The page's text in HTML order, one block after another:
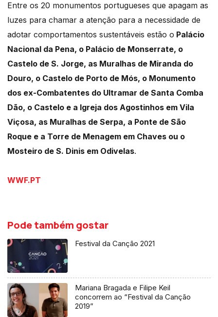
Entre os 20 monumentos portugueses que apagam as
luzes para chamar a atenção para a necessidade de
adotar comportamentos sustentáveis estão o Palácio
Nacional da Pena, o Palácio de Monserrate, o
Castelo de S. Jorge, as Muralhas de Miranda do
Douro, o Castelo de Porto de Mós, o Monumento
dos ex-Combatentes do Ultramar de Santa Comba
Dão, o Castelo e a Igreja dos Agostinhos em Vila
Viçosa, as Muralhas de Serpa, a Ponte de São
Roque e a Torre de Menagem em Chaves ou o
Mosteiro de S. Dinis em Odivelas.
WWF.PT
Pode também gostar
Festival da Canção 2021
Mariana Bragada e Filipe Keil
concorrem ao “Festival da Canção
2019”